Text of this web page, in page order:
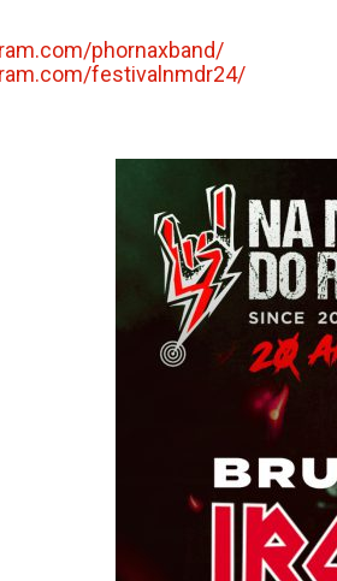
phornaxband/
festivalnmdr24/